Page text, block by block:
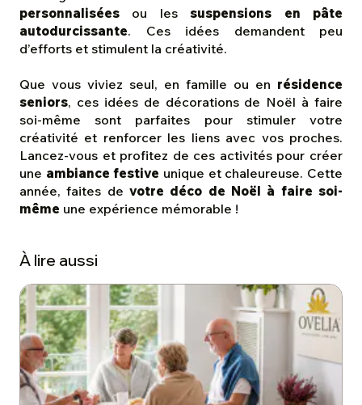
personnalisées ou lessuspensions en pâte
autodurcissante. Ces idées demandent peu
d’efforts et stimulent la créativité.
Que vous viviez seul, en famille ou en résidence
seniors, ces idées de décorations de Noël à faire
soi-même sont parfaites pour stimuler votre
créativité et renforcer les liens avec vos proches.
Lancez-vous et profitez de ces activités pour créer
une ambiance festive unique et chaleureuse. Cette
année, faites de votre déco de Noël à faire soi-
même une expérience mémorable !
À lire aussi